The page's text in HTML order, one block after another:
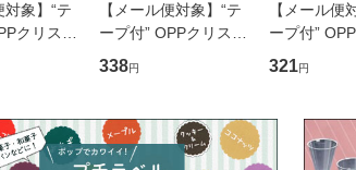
対象】“テ
クリスタ
A5 (160×2
100枚
【メール便対象】“テ
ープ付” OPPクリスタ
ルパック T12-18 OPP
袋 100枚 （1個口：
338円
【メール便
ープ付”
ルパック
PP袋 100
321円